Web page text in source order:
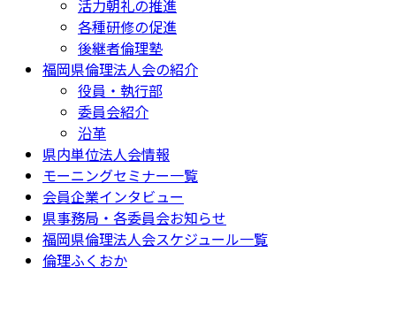
活力朝礼の推進
各種研修の促進
後継者倫理塾
福岡県倫理法人会の紹介
役員・執行部
委員会紹介
沿革
県内単位法人会情報
モーニングセミナー一覧
会員企業インタビュー
県事務局・各委員会お知らせ
福岡県倫理法人会スケジュール一覧
倫理ふくおか